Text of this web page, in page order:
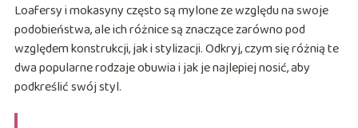
Loafersy i mokasyny często są mylone ze względu na swoje
podobieństwa, ale ich różnice są znaczące zarówno pod
względem konstrukcji, jak i stylizacji. Odkryj, czym się różnią te
dwa popularne rodzaje obuwia i jak je najlepiej nosić, aby
podkreślić swój styl.